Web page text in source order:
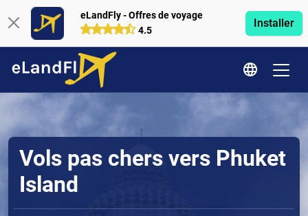
eLandFly - Offres de voyage
4.5
Installer
Vols pas chers vers Phuket
Island